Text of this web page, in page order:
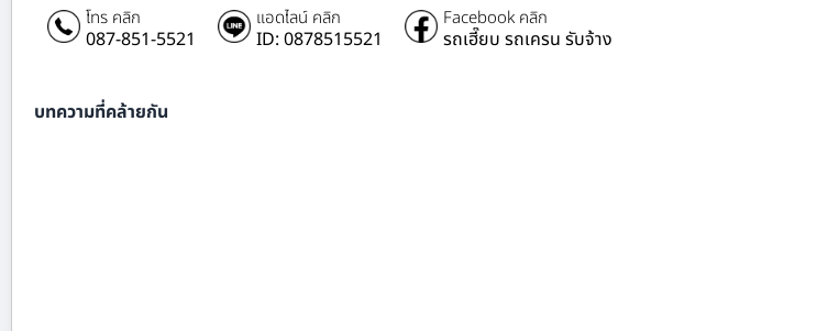
โทร คลิก
087-851-5521
แอดไลน์ คลิก
ID: 0878515521
Facebook คลิก
รถเฮี๊ยบ รถเครน รับจ้าง
บทความที่คล้ายกัน